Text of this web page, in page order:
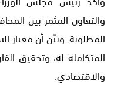
والتعاون المثمر بين
المطلوبة. وبيّن أن معيار
المتكاملة له، وتحقيق
والاقتصادي.